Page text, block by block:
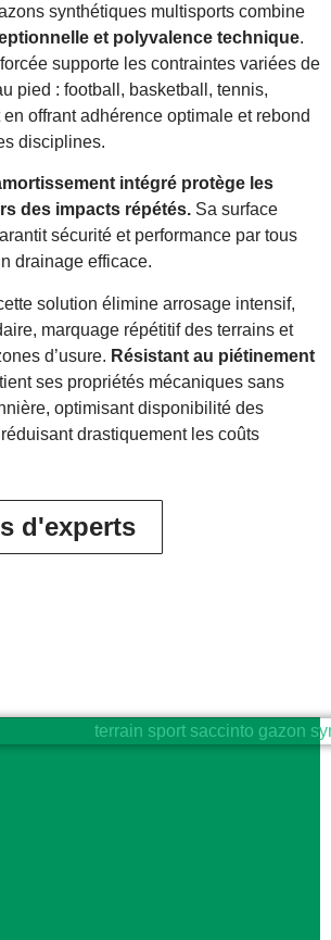
synthétiques multisports combine
et polyvalence technique.
supporte les contraintes variées de
pied : football, basketball, tennis,
offrant adhérence optimale et rebond
disciplines.
intégré protège les
des impacts répétés. Sa surface
sécurité et performance par tous
drainage efficace.
solution élimine arrosage intensif,
marquage répétitif des terrains et
d’usure. Résistant au piétinement
ses propriétés mécaniques sans
optimisant disponibilité des
drastiquement les coûts
d'experts